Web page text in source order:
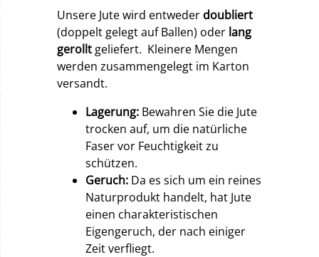
Unsere Jute wird entweder doubliert
(doppelt gelegt auf Ballen) oder lang
gerollt geliefert. Kleinere Mengen
werden zusammengelegt im Karton
versandt.
Lagerung: Bewahren Sie die Jute
trocken auf, um die natürliche
Faser vor Feuchtigkeit zu
schützen.
Geruch: Da es sich um ein reines
Naturprodukt handelt, hat Jute
einen charakteristischen
Eigengeruch, der nach einiger
Zeit verfliegt.